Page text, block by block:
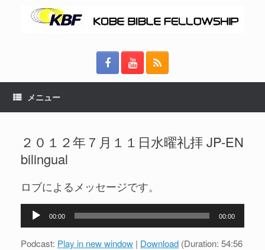
メニュー
２０１２年７月１１日水曜礼拝 JP-EN
bilingual
ロブによるメッセージです。
プ
00:00 00:00
Podcast: Play in new window | Download (Duration: 54:56